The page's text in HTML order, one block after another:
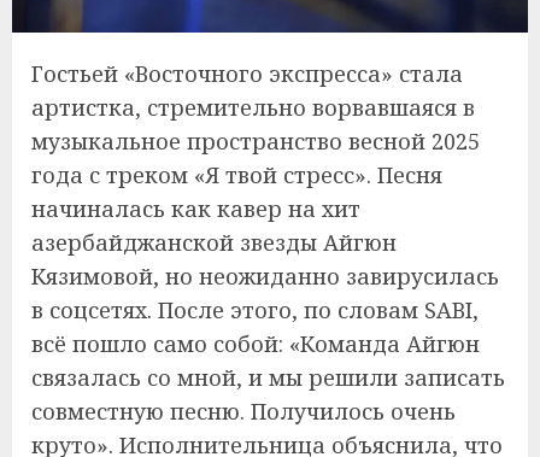
Гостьей «Восточного экспресса» стала
артистка, стремительно ворвавшаяся в
музыкальное пространство весной 2025
года с треком «Я твой стресс». Песня
начиналась как кавер на хит
азербайджанской звезды Айгюн
Кязимовой, но неожиданно завирусилась
в соцсетях. После этого, по словам SABI,
всё пошло само собой: «Команда Айгюн
связалась со мной, и мы решили записать
совместную песню. Получилось очень
круто». Исполнительница объяснила, что